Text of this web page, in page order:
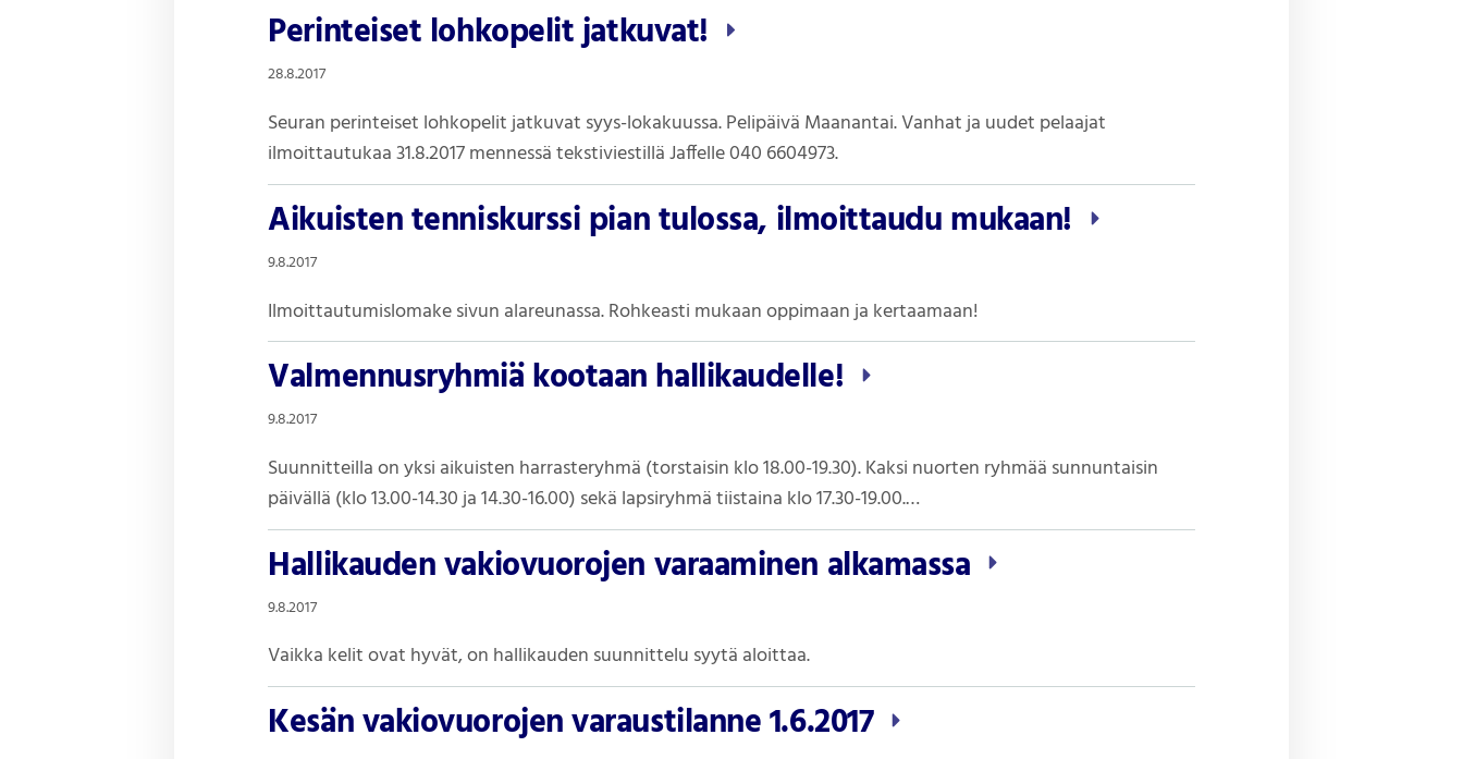
Perinteiset lohkopelit jatkuvat!
28.8.2017
Seuran perinteiset lohkopelit jatkuvat syys-lokakuussa. Pelipäivä Maanantai. Vanhat ja uudet pelaajat
ilmoittautukaa 31.8.2017 mennessä tekstiviestillä Jaffelle 040 6604973.
Aikuisten tenniskurssi pian tulossa, ilmoittaudu mukaan!
9.8.2017
Ilmoittautumislomake sivun alareunassa. Rohkeasti mukaan oppimaan ja kertaamaan!
Valmennusryhmiä kootaan hallikaudelle!
9.8.2017
Suunnitteilla on yksi aikuisten harrasteryhmä (torstaisin klo 18.00-19.30). Kaksi nuorten ryhmää sunnuntaisin
päivällä (klo 13.00-14.30 ja 14.30-16.00) sekä lapsiryhmä tiistaina klo 17.30-19.00.…
Hallikauden vakiovuorojen varaaminen alkamassa
9.8.2017
Vaikka kelit ovat hyvät, on hallikauden suunnittelu syytä aloittaa.
Kesän vakiovuorojen varaustilanne 1.6.2017